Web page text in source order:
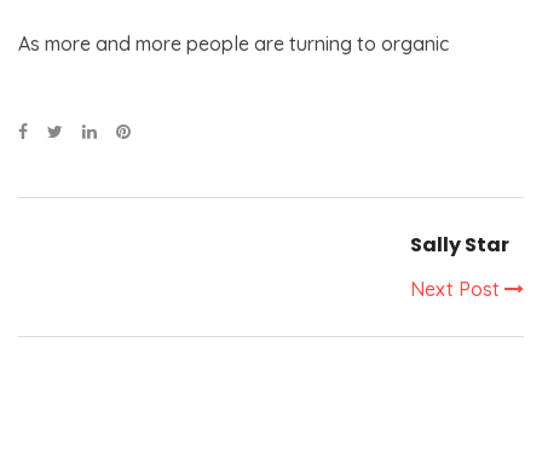
As more and more people are turning to organic
Sally Star
Next Post